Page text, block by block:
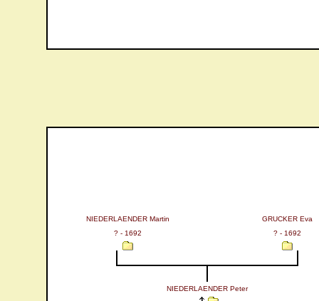
NIEDERLAENDER Martin
? - 1692
GRUCKER Eva
? - 1692
NIEDERLAENDER Peter